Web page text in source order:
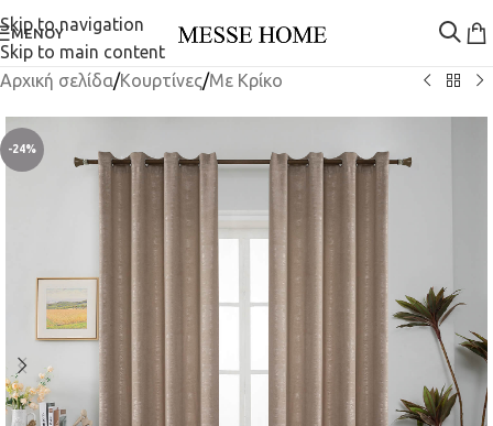
Skip to navigation
Skip to main content
ΜΕΝΟΎ
Αρχική σελίδα/Κουρτίνες/Mε Κρίκο
-24%